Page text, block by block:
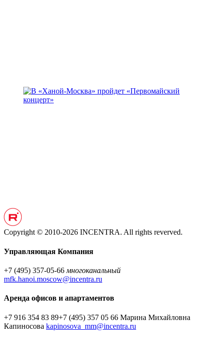
Copyright © 2010-2026 INCENTRA. All rights reverved.
Управляющая Компания
+7 (495) 357-05-66 многоканальный
mfk.hanoi.moscow@incentra.ru
Аренда офисов и апартаментов
+7 916 354 83 89+7 (495) 357 05 66 Марина Михайловна
Капиносова kapinosova_mm@incentra.ru